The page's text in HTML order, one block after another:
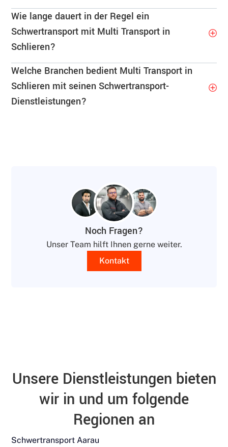
Wie lange dauert in der Regel ein
Schwertransport mit Multi Transport in
Schlieren?
Welche Branchen bedient Multi Transport in
Schlieren mit seinen Schwertransport-
Dienstleistungen?
Noch Fragen?
Unser Team hilft Ihnen gerne weiter.
Kontakt
Unsere Dienstleistungen bieten
wir in und um folgende
Regionen an
Schwertransport Aarau